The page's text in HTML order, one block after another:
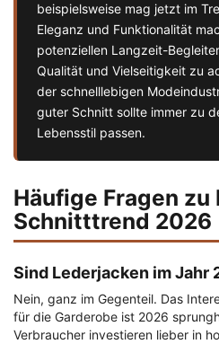
beispielsweise mag jetzt im
Eleganz und Funktionalität
potenziellen Langzeit-
Qualität und Vielseitigkeit zu
der schnelllebigen
guter Schnitt sollte immer zu
Lebensstil passen.
Häufige Fragen zu
Schnitttrend 2026
Sind Lederjacken im Jahr
Nein, ganz im Gegenteil. Das
für die Garderobe ist 2026
Verbraucher investieren lieber in